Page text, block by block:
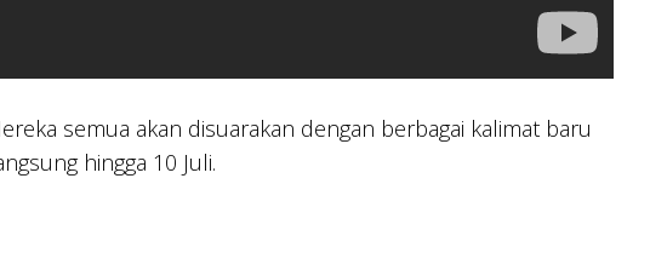
semua akan disuarakan dengan berbagai kalimat baru
hingga 10 Juli.